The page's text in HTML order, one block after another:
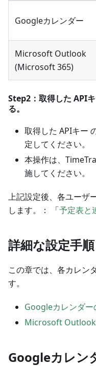
Googleカレンダー
Microsoft Outlook
(Microsoft 365)
Step2：取得した API
る。
取得した APIキー
定してください。
本操作は、
施してください。
上記設定後、各ユーザ
します。： 「予定表と
詳細な設定手順
この章では、各カレン
す。
Googleカレンダー
Microsoft
Googleカレン